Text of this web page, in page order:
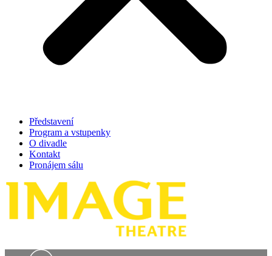
Představení
Program a vstupenky
O divadle
Kontakt
Pronájem sálu